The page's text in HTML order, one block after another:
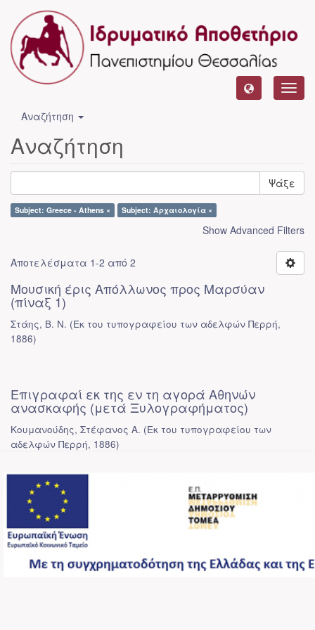
Αναζήτηση
Αναζήτηση
Ψάξε
Subject: Greece - Athens × Subject: Αρχαιολογία ×
Show Advanced Filters
Αποτελέσματα 1-2 από 2
Μουσική έρις Απόλλωνος προς Μαρσύαν
(πίναξ 1)
Στάης, Β. Ν. (Εκ του τυπογραφείου των αδελφών Περρή,
1886)
Επιγραφαί εκ της εν τη αγορά Αθηνών
ανασκαφής (μετά Ξυλογραφήματος)
Κουμανούδης, Στέφανος Α. (Εκ του τυπογραφείου των
αδελφών Περρή, 1886)